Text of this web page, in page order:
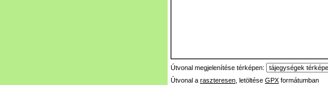
Útvonal megjelenítése térképen:
Útvonal a raszteresen , letöltése GPX formátumban